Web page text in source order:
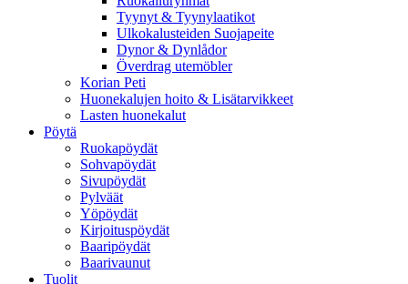
Tyynyt & Tyynylaatikot
Ulkokalusteiden Suojapeite
Dynor & Dynlådor
Överdrag utemöbler
Korian Peti
Huonekalujen hoito & Lisätarvikkeet
Lasten huonekalut
Pöytä
Ruokapöydät
Sohvapöydät
Sivupöydät
Pylväät
Yöpöydät
Kirjoituspöydät
Baaripöydät
Baarivaunut
Tuolit